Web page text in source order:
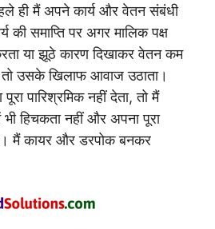
ही मैं अपने कार्य और वेतन संबंधी
की समाप्ति पर अगर मालिक पक्ष
या झूठे कारण दिखाकर वेतन कम
उसके खिलाफ आवाज उठाता।
पारिश्रमिक नहीं देता, तो मैं
हिचकता नहीं और अपना पूरा
मैं कायर और डरपोक बनकर